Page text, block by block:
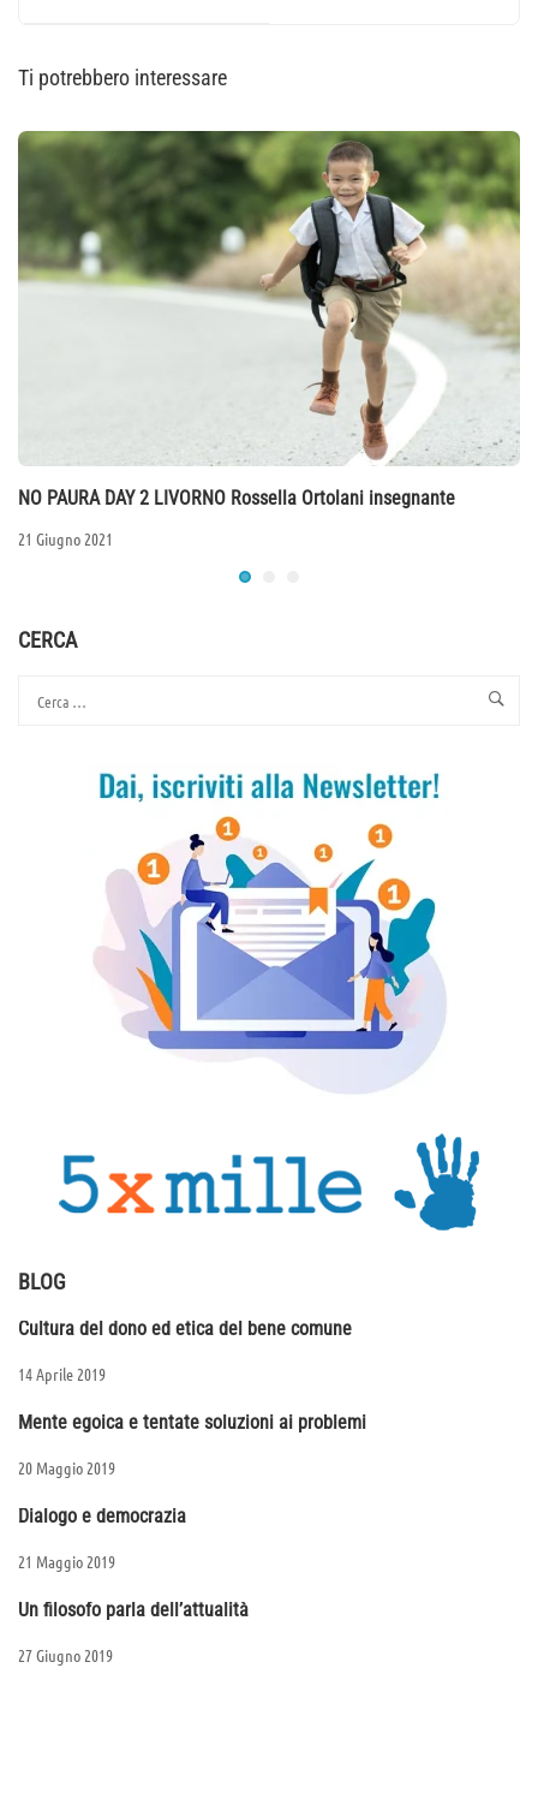
Ti potrebbero interessare
NO PAURA DAY 2 LIVORNO Rossella Ortolani insegnante
21 Giugno 2021
CERCA
BLOG
Cultura del dono ed etica del bene comune
14 Aprile 2019
Mente egoica e tentate soluzioni ai problemi
20 Maggio 2019
Dialogo e democrazia
21 Maggio 2019
Un filosofo parla dell’attualità
27 Giugno 2019